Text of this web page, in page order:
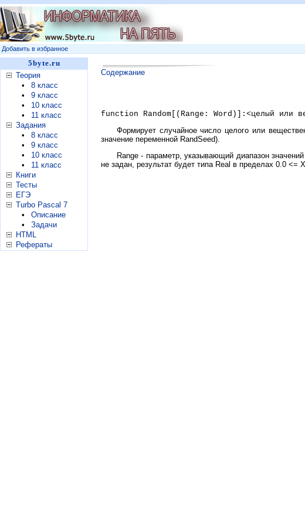
Добавить в избранное
5byte.ru
Теория
•
8 класс
•
9 класс
•
10 класс
•
11 класс
Задания
•
8 класс
•
9 класс
•
10 класс
•
11 класс
Книги
Тесты
ЕГЭ
Turbo Pascal 7
•
Описание
•
Задачи
HTML
Рефераты
Содержание
function Random[(Range: Word)]:<целый или
Формирует случайное число целого или
значение переменной RandSeed).
Range - параметр, указывающий диапазон
не задан, результат будет типа Real в пределах 0.0 <=